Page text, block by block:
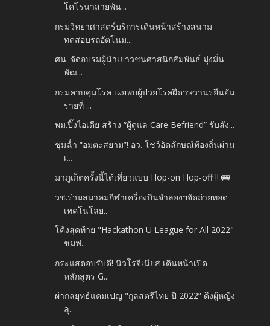
โคโรนาสายพัน...
กรมวิทยาศาสตร์บริการเดินหน้าสร้างสนาม
ทดสอบรถอัตโนม...
ศน. จัดอบรมผู้นำเยาวชนศาสนิกสัมพันธ์ มุ่งมั่น
พัฒ...
กรมควบคุมโรค เผยพบผู้ป่วยโรคฝีดาษวานรยืนยัน
รายที่ ...
พม.ปิ๊งไอเดีย สร้าง “ผู้ดูแล Care Befriend” รับสัง...
ชุ่มฉ่ำ “อมตะสยาม”! อว. โชว์อัตลักษณ์ท้องถิ่นผ่าน
เ...
มาภูเก็ตครั้งนี้ได้เที่ยวแบบ Hop-on Hop-off !! 🚌
วช.ร่วมสมาคมกีฬาเครื่องบินจำลองฯจัดถ่ายทอด
เทคโนโลย...
โค้งสุดท้าย "Hackathon U League for All 2022"
ชมฟ...
กระแสตอบรับดี! นิวโรจีเนียส เดินหน้าเปิด
หลักสูตร G...
ผ่ากลยุทธ์แคมเปญ "กุลสตรีไทย ปี 2022” ดึงผู้หญิง
ลุ...